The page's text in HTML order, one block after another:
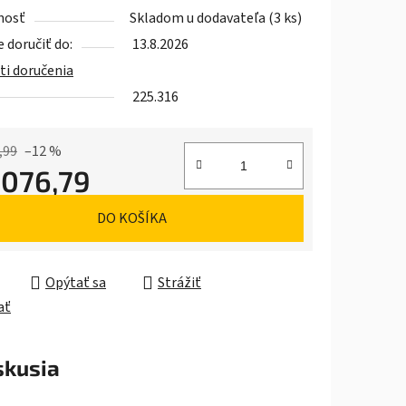
Skladom u dodavateľa (3 ks)
doručiť do:
13.8.2026
doručenia
225.316
–12 %
DO KOŠÍKA
Opýtať sa
Strážiť